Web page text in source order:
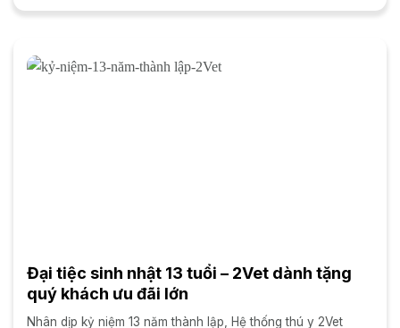
Đại tiệc sinh nhật 13 tuổi – 2Vet dành tặng
quý khách ưu đãi lớn
Nhân dịp kỷ niệm 13 năm thành lập, Hệ thống thú y 2Vet